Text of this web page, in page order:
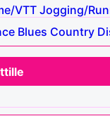
VTTJogging/
Blues Country